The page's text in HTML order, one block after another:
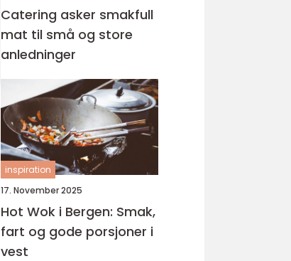
Catering asker smakfull
mat til små og store
anledninger
inspiration
17. November 2025
Hot Wok i Bergen: Smak,
fart og gode porsjoner i
vest